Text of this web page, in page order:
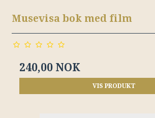
Musevisa bok med film
240,00 NOK
VIS PRODUKT